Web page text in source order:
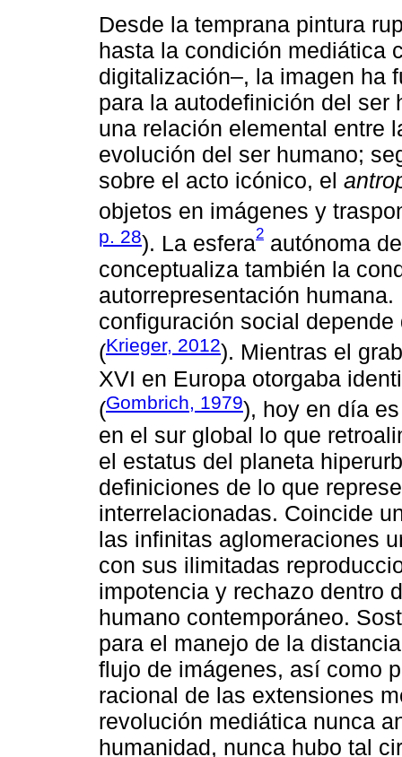
Desde la temprana pintura
hasta la condición mediática
digitalización–, la imagen ha
para la autodefinición del ser
una relación elemental entre
evolución del ser humano;
sobre el acto icónico, el
objetos en imágenes y
p. 28). La esfera2 autónoma
conceptualiza también la
autorrepresentación
configuración social
(Krieger, 2012). Mientras el
XVI en Europa otorgaba
(Gombrich, 1979), hoy en día
en el sur global lo que
el estatus del planeta
definiciones de lo que
interrelacionadas. Coincide
las infinitas aglomeraciones
con sus ilimitadas
impotencia y rechazo dentro
humano contemporáneo.
para el manejo de la
flujo de imágenes, así como
racional de las extensiones
revolución mediática nunca
humanidad, nunca hubo tal